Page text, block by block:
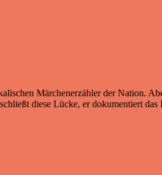
Märchenerzähler der Nation.
diese Lücke, er dokumentiert